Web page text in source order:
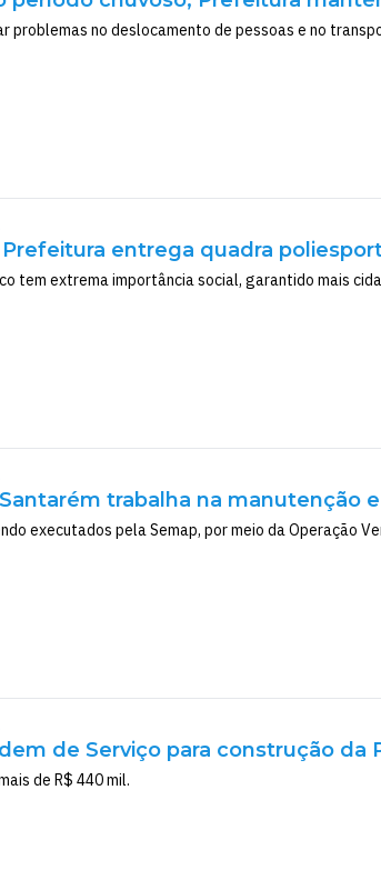
problemas no deslocamento de pessoas e no
entrega quadra
tem extrema importância social, garantido mais
trabalha na manutenção
executados pela Semap, por meio da Operação
de Serviço para construção da
de R$ 440 mil.